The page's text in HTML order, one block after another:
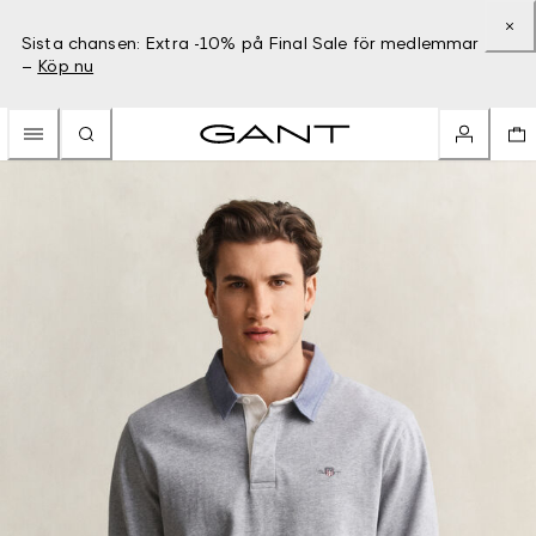
Sista chansen: Extra -10% på Final Sale för medlemmar
– Köp nu